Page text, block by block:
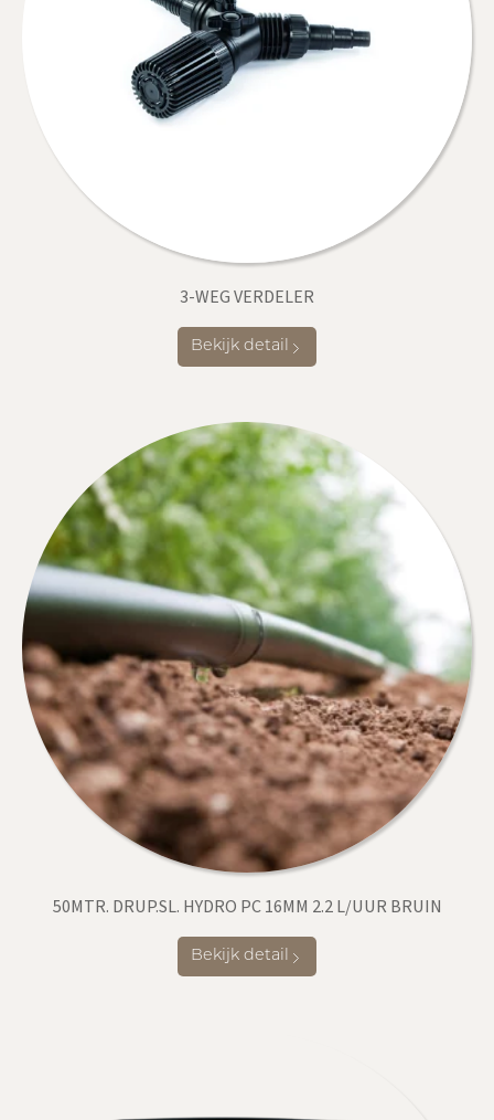
3-WEG VERDELER
Bekijk detail
50MTR. DRUP.SL. HYDRO PC 16MM 2.2 L/UUR BRUIN
Bekijk detail